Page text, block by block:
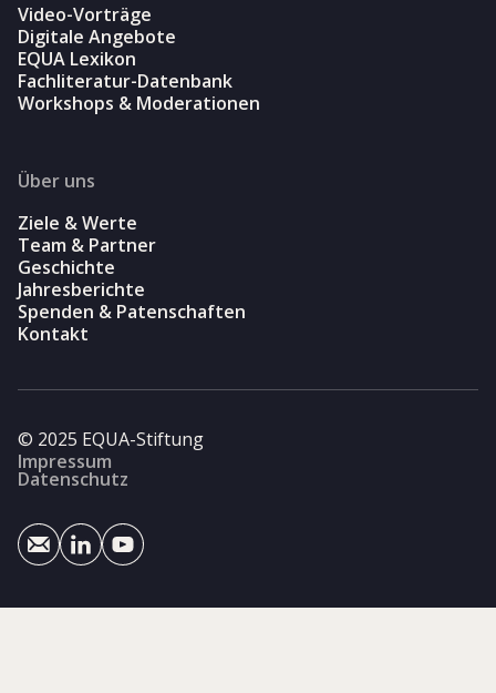
Video-Vorträge
Digitale Angebote
EQUA Lexikon
Fachliteratur-Datenbank
Workshops & Moderationen
Über uns
Ziele & Werte
Team & Partner
Geschichte
Jahresberichte
Spenden & Patenschaften
Kontakt
© 2025 EQUA-Stiftung
Impressum
Datenschutz